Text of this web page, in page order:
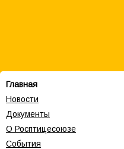
Главная
Новости
Документы
О Росптицесоюзе
События